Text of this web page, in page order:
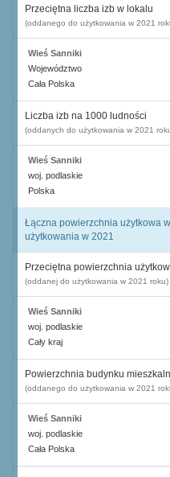
Przeciętna liczba izb w lokalu
(oddanego do użytkowania w 2021
Wieś Sanniki
Województwo
Cała Polska
Liczba izb na 1000 ludności
(oddanych do użytkowania w 2021
Wieś Sanniki
woj. podlaskie
Polska
Łączna powierzchnia użytkowa
użytkowania w 2021
Przeciętna powierzchnia
(oddanej do użytkowania w 2021 roku)
Wieś Sanniki
woj. podlaskie
Cały kraj
Powierzchnia budynku
(oddanego do użytkowania w 2021
Wieś Sanniki
woj. podlaskie
Cała Polska